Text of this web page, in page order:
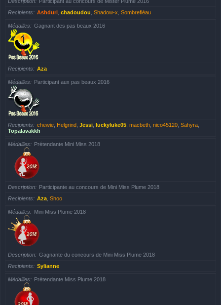
Recipients
Ashdurl chadoudou Shadow-x Sombrefléau
Médailles Gagnant des pas beaux 2016
Recipients Aza
Médailles Participant aux pas beaux 2016
Recipients chewie Helgrind Jessi luckyluke05 macbeth nico45120 Sahyra
Topalavakkh
Médailles Prétendante Mini Miss 2018
Description
Participante au concours de Mini Miss Plume 2018
Recipients
Aza Shoo
Médailles Mini Miss Plume 2018
Description
Gagnante du concours de Mini Miss Plume 2018
Recipients
Sylianne
Médailles Prétendante Miss Plume 2018